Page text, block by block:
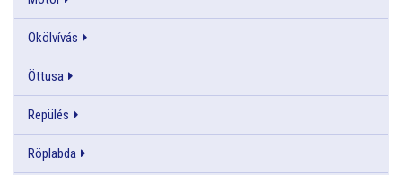
Ökölvívás
Öttusa
Repülés
Röplabda